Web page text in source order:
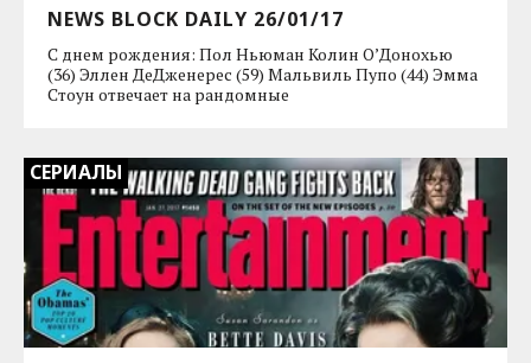
NEWS BLOCK DAILY 26/01/17
С днем рождения: Пол Ньюман Колин О’Донохью
(36) Эллен ДеДженерес (59) Мальвиль Пупо (44) Эмма
Стоун отвечает на рандомные
СЕРИАЛЫ